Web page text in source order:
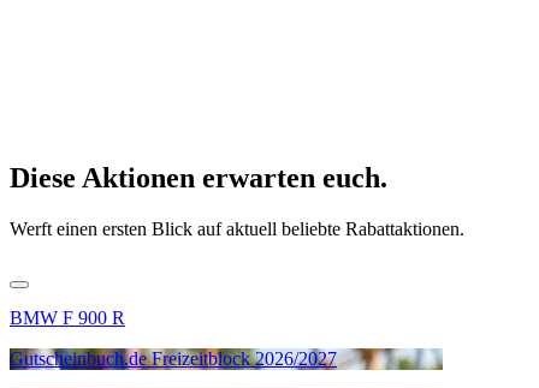
Diese Aktionen erwarten euch.
Werft einen ersten Blick auf aktuell beliebte Rabattaktionen.
BMW F 900 R
Gutscheinbuch.de Freizeitblock 2026/2027